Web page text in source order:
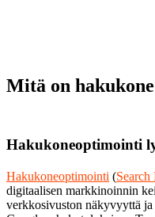
Mitä on
Hakukoneoptimointi
Hakukoneoptimointi (
digitaalisen markkinoinnin
verkkosivuston näkyvyyttä